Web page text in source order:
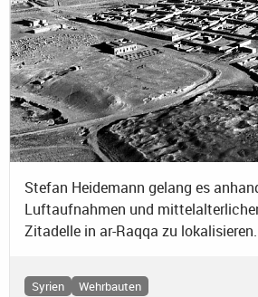
Stefan Heidemann gelang es
Luftaufnahmen und
Zitadelle in ar-Raqqa zu lokalisieren.
Syrien Wehrbauten